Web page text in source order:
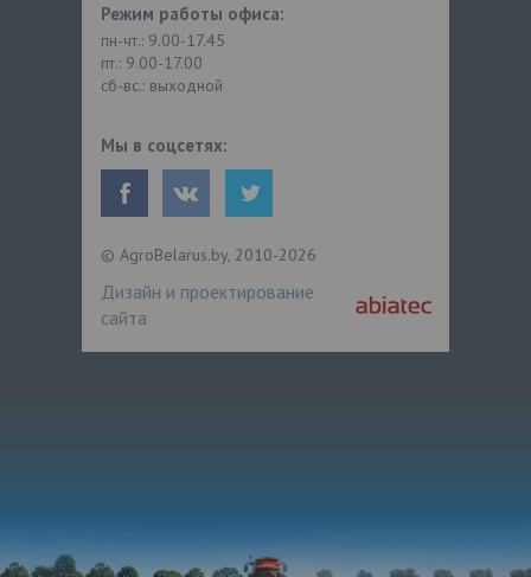
Режим работы офиса:
пн-чт.: 9.00-17.45
пт.: 9.00-17.00
сб-вс.: выходной
Мы в соцсетях:
© AgroBelarus.by, 2010-2026
Дизайн и проектирование
сайта